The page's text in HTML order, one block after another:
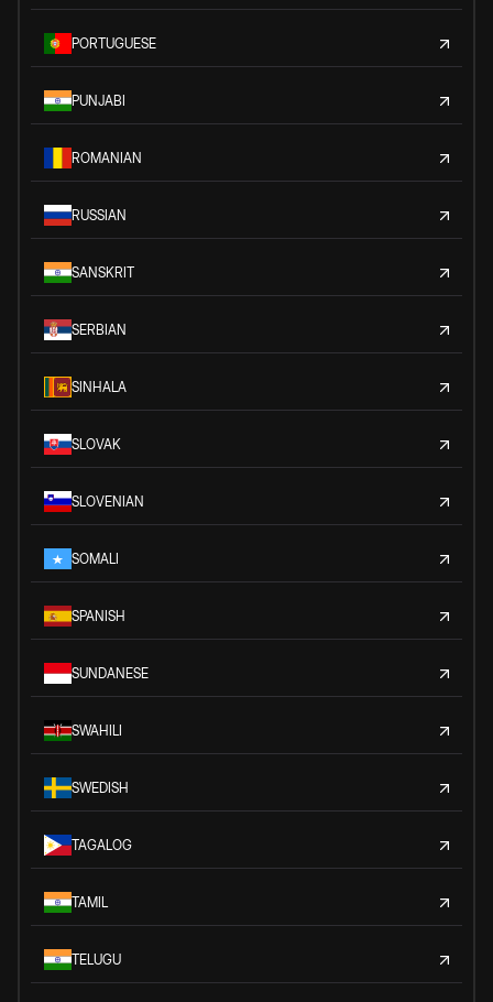
PORTUGUESE
PUNJABI
ROMANIAN
RUSSIAN
SANSKRIT
SERBIAN
SINHALA
SLOVAK
SLOVENIAN
SOMALI
SPANISH
SUNDANESE
SWAHILI
SWEDISH
TAGALOG
TAMIL
TELUGU